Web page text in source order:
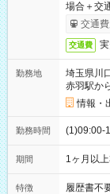
場合＋交
交通
交通費
勤務地
埼玉県川
赤羽駅か
情報・
勤務時間 (1)09:00-
期間 1ヶ月以
特徴 履歴書不